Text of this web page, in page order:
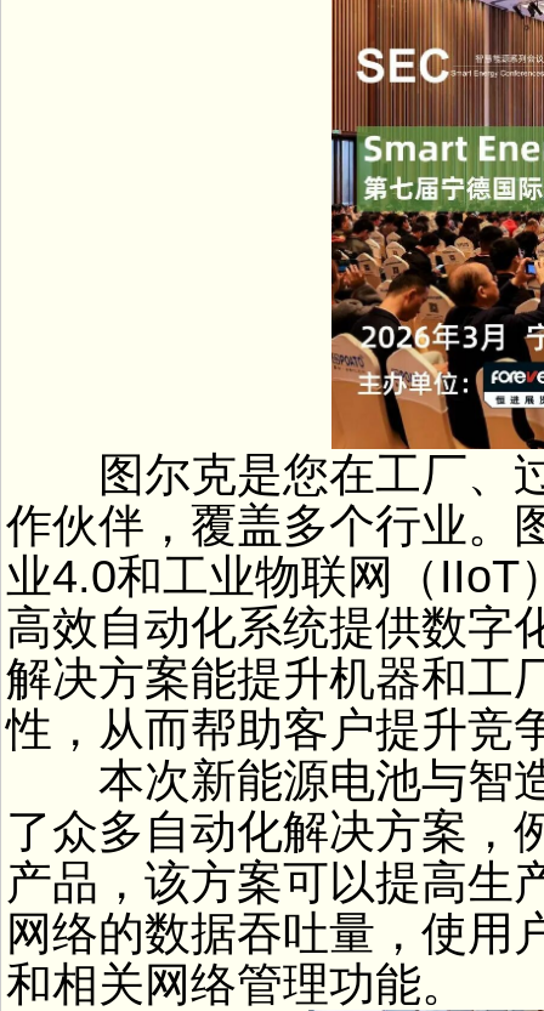
图尔克是您在工厂、过
作伙伴，覆盖多个行业。
业4.0和工业物联网（IIoT
高效自动化系统提供数字
解决方案能提升机器和工
性，从而帮助客户提升竞
本次新能源电池与智造
了众多自动化解决方案，
产品，该方案可以提高生
网络的数据吞吐量，使用
和相关网络管理功能。